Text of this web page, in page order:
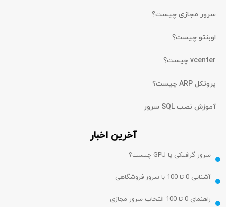
سرور مجازی چیست؟
اوبنتو چیست؟
vcenter چیست؟
پروتکل ARP چیست؟
آموزش نصب SQL سرور
آخرین اخبار
سرور گرافیکی یا GPU چیست؟
آشنایی 0 تا 100 با سرور فروشگاهی
راهنمای 0 تا 100 انتخاب سرور مجازی